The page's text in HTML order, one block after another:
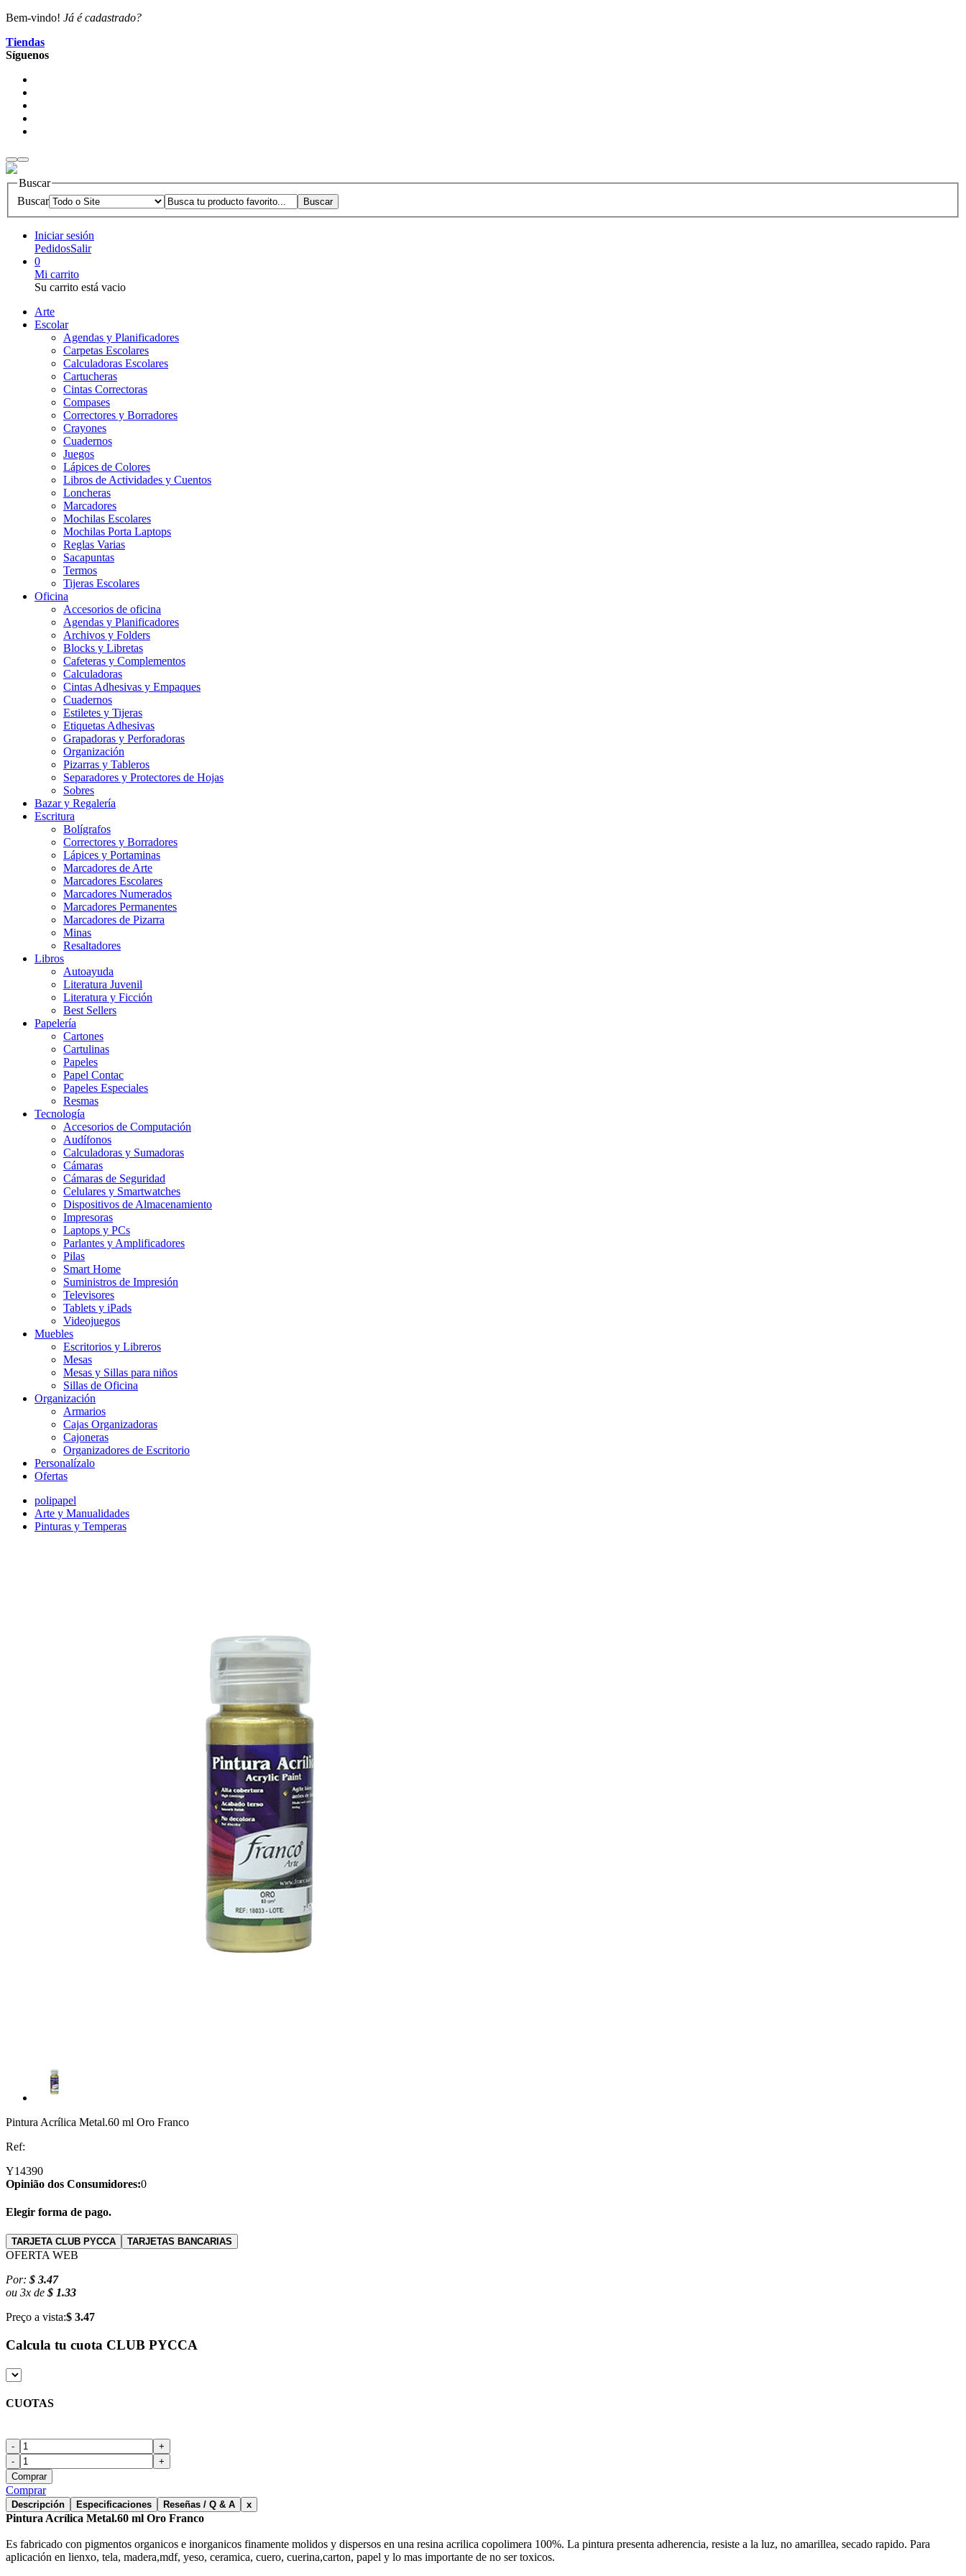
Bem-vindo! Já é cadastrado?
Tiendas
Síguenos
Buscar
Buscar
Iniciar sesión
PedidosSalir
0
Mi carrito
Su carrito está vacio
Arte
Escolar
Agendas y Planificadores
Carpetas Escolares
Calculadoras Escolares
Cartucheras
Cintas Correctoras
Compases
Correctores y Borradores
Crayones
Cuadernos
Juegos
Lápices de Colores
Libros de Actividades y Cuentos
Loncheras
Marcadores
Mochilas Escolares
Mochilas Porta Laptops
Reglas Varias
Sacapuntas
Termos
Tijeras Escolares
Oficina
Accesorios de oficina
Agendas y Planificadores
Archivos y Folders
Blocks y Libretas
Cafeteras y Complementos
Calculadoras
Cintas Adhesivas y Empaques
Cuadernos
Estiletes y Tijeras
Etiquetas Adhesivas
Grapadoras y Perforadoras
Organización
Pizarras y Tableros
Separadores y Protectores de Hojas
Sobres
Bazar y Regalería
Escritura
Bolígrafos
Correctores y Borradores
Lápices y Portaminas
Marcadores de Arte
Marcadores Escolares
Marcadores Numerados
Marcadores Permanentes
Marcadores de Pizarra
Minas
Resaltadores
Libros
Autoayuda
Literatura Juvenil
Literatura y Ficción
Best Sellers
Papelería
Cartones
Cartulinas
Papeles
Papel Contac
Papeles Especiales
Resmas
Tecnología
Accesorios de Computación
Audífonos
Calculadoras y Sumadoras
Cámaras
Cámaras de Seguridad
Celulares y Smartwatches
Dispositivos de Almacenamiento
Impresoras
Laptops y PCs
Parlantes y Amplificadores
Pilas
Smart Home
Suministros de Impresión
Televisores
Tablets y iPads
Videojuegos
Muebles
Escritorios y Libreros
Mesas
Mesas y Sillas para niños
Sillas de Oficina
Organización
Armarios
Cajas Organizadoras
Cajoneras
Organizadores de Escritorio
Personalízalo
Ofertas
polipapel
Arte y Manualidades
Pinturas y Temperas
Pintura Acrílica Metal.60 ml Oro Franco
Ref:
Y14390
Opinião dos Consumidores:0
Elegir forma de pago.
TARJETA CLUB PYCCA TARJETAS BANCARIAS
OFERTA WEB
Por: $ 3.47
ou 3x de $ 1.33
Preço a vista:$ 3.47
Calcula tu cuota CLUB PYCCA
CUOTAS
-
+
-
+
Comprar
Comprar
Descripción Especificaciones Reseñas / Q & A x
Pintura Acrílica Metal.60 ml Oro Franco
Es fabricado con pigmentos organicos e inorganicos finamente molidos y dispersos en una resina acrilica copolimera 100%. La pintura presenta adherencia, resiste a la luz, no amarillea, secado rapido. Para
aplicación en lienxo, tela, madera,mdf, yeso, ceramica, cuero, cuerina,carton, papel y lo mas importante de no ser toxicos.